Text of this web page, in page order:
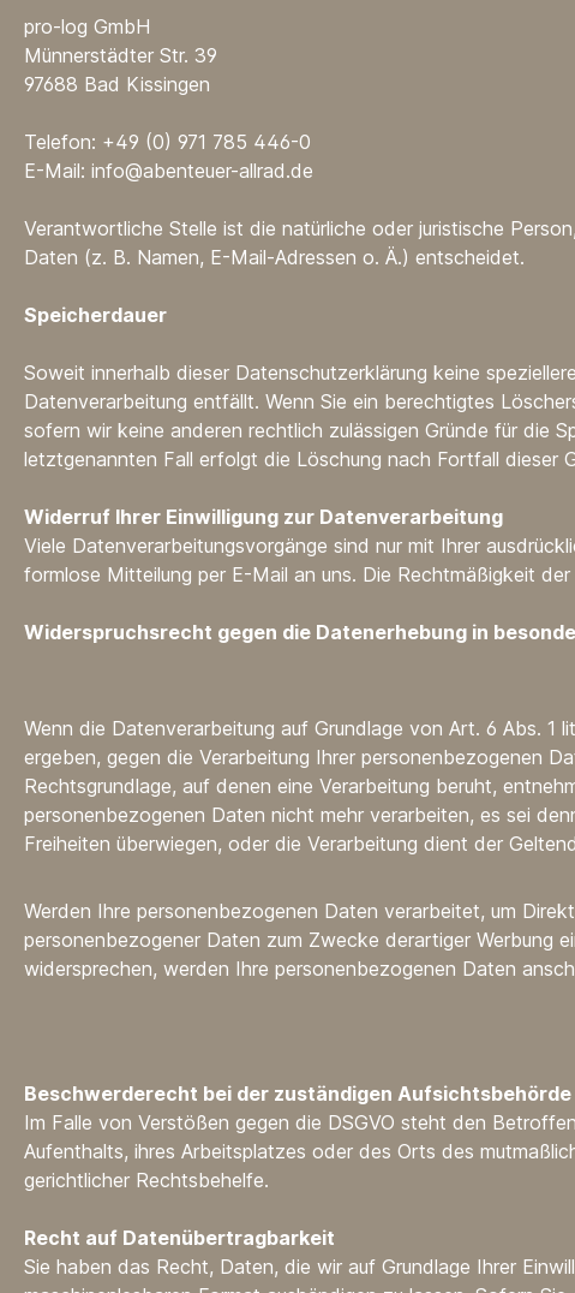
pro-log GmbH
Münnerstädter Str. 39
97688 Bad Kissingen
Telefon: +49 (0) 971 785 446-0
E-Mail: info@abenteuer-allrad.de
Verantwortliche Stelle ist die natürliche oder juristische
Daten (z. B. Namen, E-Mail-Adressen o. Ä.) entscheidet.
Speicherdauer
Soweit innerhalb dieser Datenschutzerklärung keine
Datenverarbeitung entfällt. Wenn Sie ein berechtigtes
sofern wir keine anderen rechtlich zulässigen Gründe für die
letztgenannten Fall erfolgt die Löschung nach Fortfall dieser
Widerruf Ihrer Einwilligung zur Datenverarbeitung
Viele Datenverarbeitungsvorgänge sind nur mit Ihrer
formlose Mitteilung per E-Mail an uns. Die Rechtmäßigkeit
Widerspruchsrecht gegen die Datenerhebung in
Wenn die Datenverarbeitung auf Grundlage von Art. 6 Abs.
ergeben, gegen die Verarbeitung Ihrer personenbezogenen
Rechtsgrundlage, auf denen eine Verarbeitung beruht,
personenbezogenen Daten nicht mehr verarbeiten, es sei
Freiheiten überwiegen, oder die Verarbeitung dient der
Werden Ihre personenbezogenen Daten verarbeitet, um
personenbezogener Daten zum Zwecke derartiger Werbung
widersprechen, werden Ihre personenbezogenen Daten
Beschwerderecht bei der zuständigen Aufsichtsbehörde
Im Falle von Verstößen gegen die DSGVO steht den
Aufenthalts, ihres Arbeitsplatzes oder des Orts des
gerichtlicher Rechtsbehelfe.
Recht auf Datenübertragbarkeit
Sie haben das Recht, Daten, die wir auf Grundlage Ihrer